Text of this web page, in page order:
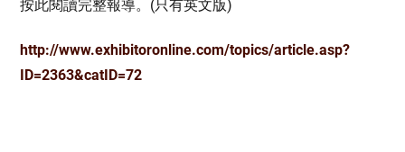
按此閱讀完整報導。(只有英文版)
http://www.exhibitoronline.com/topics/article.asp?
ID=2363&catID=72